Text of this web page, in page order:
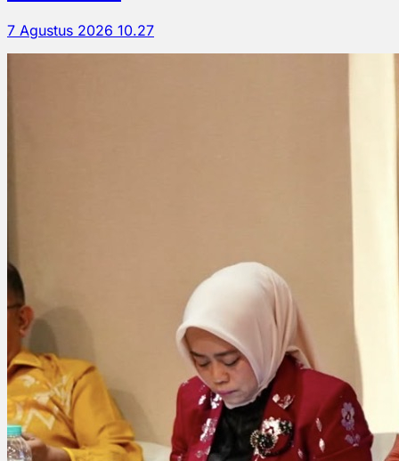
7 Agustus 2026 10.27